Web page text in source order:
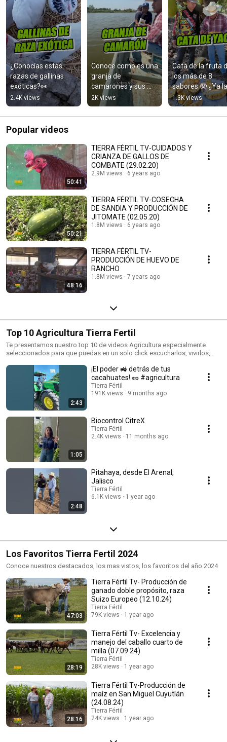
¿Conocías estas
razas de gallinas
exóticas?👀
2.4K views
Conoce como es una
granja de
camarones y sus
procesos 🦐
2K views
Cata de la fruta
los más de 8
sabores 🤓 ¿Ya la
probaste?
1.3K views
Popular videos
50:41
TIERRA FÉRTIL TV-CUIDADOS Y
CRIANZA DE GALLOS DE
COMBATE (29.02.20)
2.9M views 6 years ago
50:21
TIERRA FÉRTIL TV-COSECHA
DE SANDIA Y PRODUCCIÓN DE
JITOMATE (02.05.20)
1.8M views 6 years ago
48:16
TIERRA FÉRTIL TV-
PRODUCCIÓN DE HUEVO DE
RANCHO
1.8M views 7 years ago
Top 10 Agricultura Tierra Fertil
Te presentamos nuestro top 10 de videos Agricultura especialmente
seleccionados para que puedas en un solo click escucharlos, vivirlos,
2:43
¡El poder 🚜 detrás de tus
cacahuates! 🥜 #agricultura
Tierra Fértil
191K views
9 months ago
1:05
Biocontrol CitreX
Tierra Fértil
2.4K views
11 months ago
2:48
Pitahaya, desde El Arenal,
Jalisco
Tierra Fértil
6.1K views
1 year ago
Los Favoritos Tierra Fertil 2024
Conoce nuestros destacados, los mas vistos, los favoritos del año 2024
47:03
Tierra Fértil Tv- Producción de
ganado doble propósito, raza
Suizo Europeo (12.10.24)
Tierra Fértil
79K views
1 year ago
28:19
Tierra Fértil Tv- Excelencia y
manejo del caballo cuarto de
milla (07.09.24)
Tierra Fértil
28K views
1 year ago
28:16
Tierra Fértil Tv-Producción de
maíz en San Miguel Cuyutlán
(24.08.24)
Tierra Fértil
24K views
1 year ago